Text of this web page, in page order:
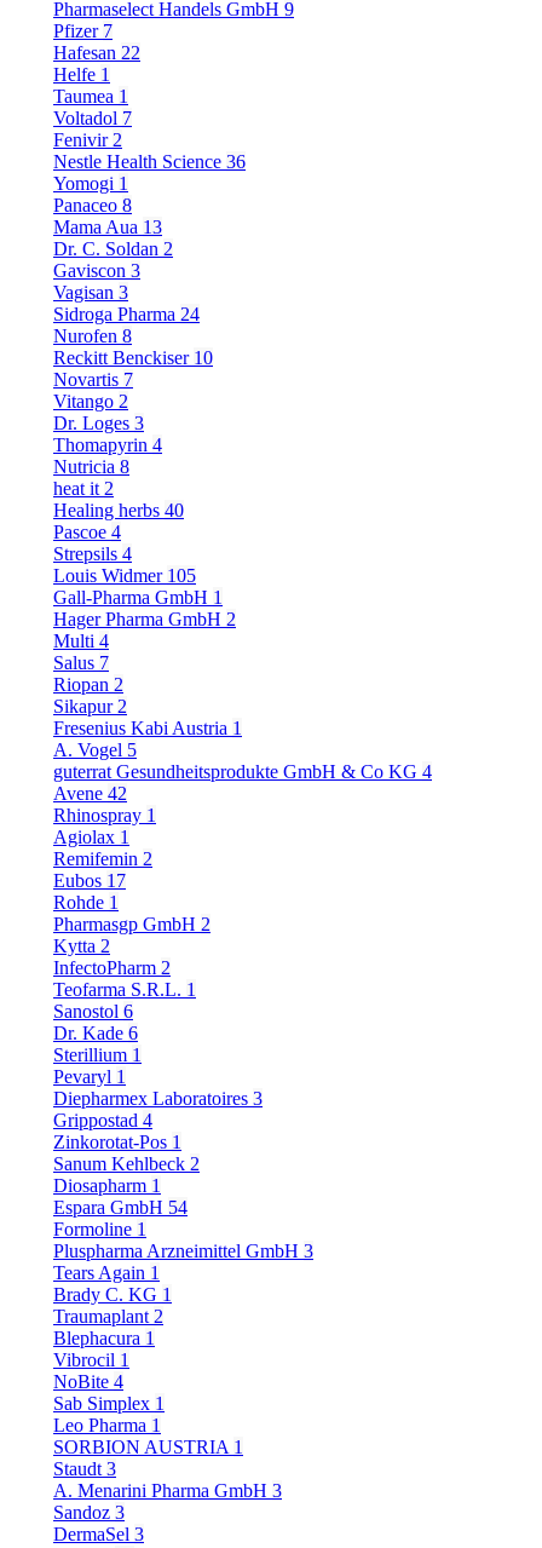
Pharmaselect Handels GmbH 9
Pfizer 7
Hafesan 22
Helfe 1
Taumea 1
Voltadol 7
Fenivir 2
Nestle Health Science 36
Yomogi 1
Panaceo 8
Mama Aua 13
Dr. C. Soldan 2
Gaviscon 3
Vagisan 3
Sidroga Pharma 24
Nurofen 8
Reckitt Benckiser 10
Novartis 7
Vitango 2
Dr. Loges 3
Thomapyrin 4
Nutricia 8
heat it 2
Healing herbs 40
Pascoe 4
Strepsils 4
Louis Widmer 105
Gall-Pharma GmbH 1
Hager Pharma GmbH 2
Multi 4
Salus 7
Riopan 2
Sikapur 2
Fresenius Kabi Austria 1
A. Vogel 5
guterrat Gesundheitsprodukte GmbH & Co KG 4
Avene 42
Rhinospray 1
Agiolax 1
Remifemin 2
Eubos 17
Rohde 1
Pharmasgp GmbH 2
Kytta 2
InfectoPharm 2
Teofarma S.R.L. 1
Sanostol 6
Dr. Kade 6
Sterillium 1
Pevaryl 1
Diepharmex Laboratoires 3
Grippostad 4
Zinkorotat-Pos 1
Sanum Kehlbeck 2
Diosapharm 1
Espara GmbH 54
Formoline 1
Pluspharma Arzneimittel GmbH 3
Tears Again 1
Brady C. KG 1
Traumaplant 2
Blephacura 1
Vibrocil 1
NoBite 4
Sab Simplex 1
Leo Pharma 1
SORBION AUSTRIA 1
Staudt 3
A. Menarini Pharma GmbH 3
Sandoz 3
DermaSel 3